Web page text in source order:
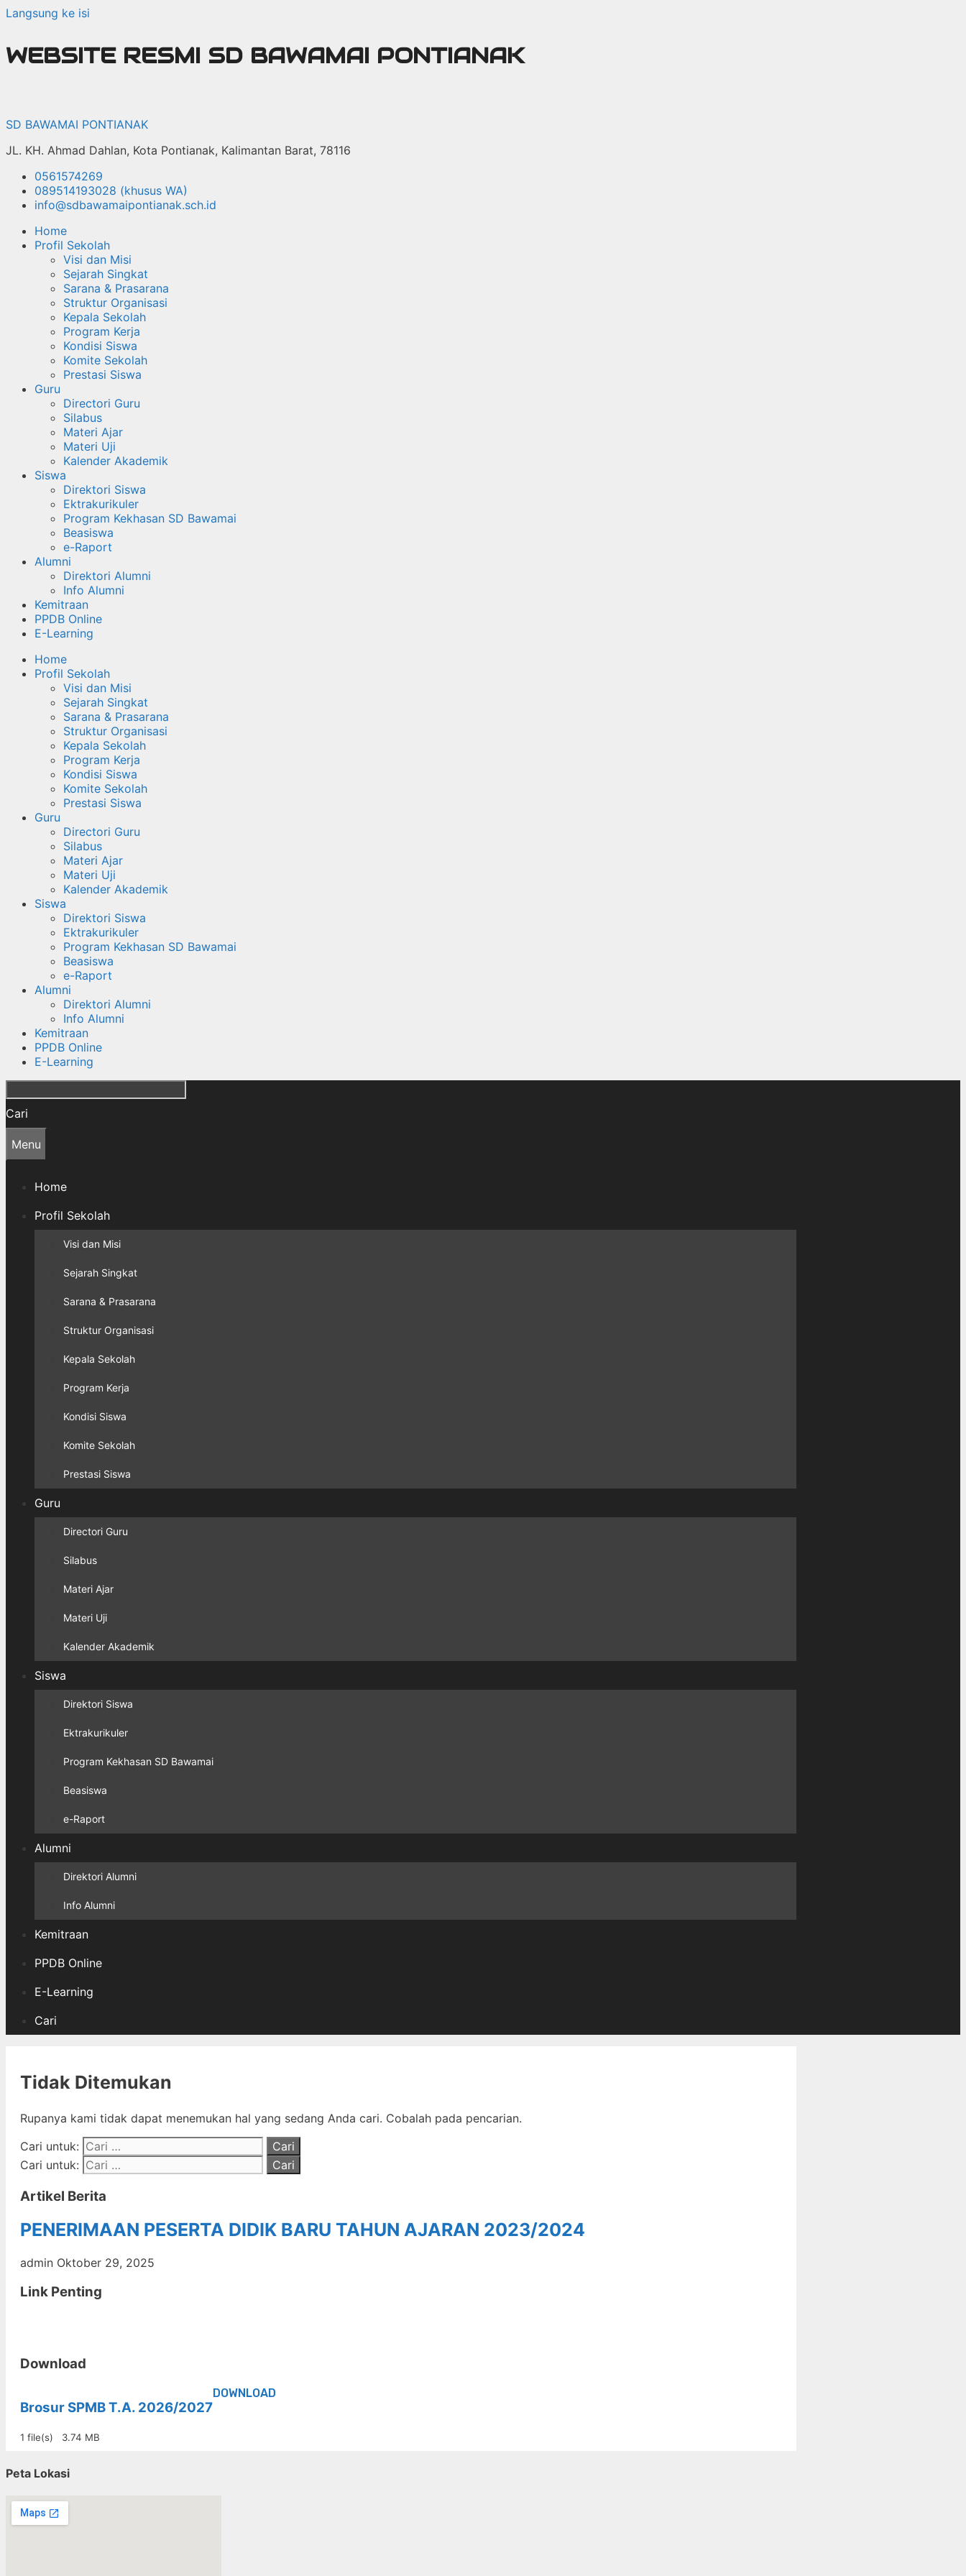
Langsung ke isi
WEBSITE RESMI SD BAWAMAI PONTIANAK
SD BAWAMAI PONTIANAK
JL. KH. Ahmad Dahlan, Kota Pontianak, Kalimantan Barat, 78116
0561574269
089514193028 (khusus WA)
info@sdbawamaipontianak.sch.id
Home
Profil Sekolah
Visi dan Misi
Sejarah Singkat
Sarana & Prasarana
Struktur Organisasi
Kepala Sekolah
Program Kerja
Kondisi Siswa
Komite Sekolah
Prestasi Siswa
Guru
Directori Guru
Silabus
Materi Ajar
Materi Uji
Kalender Akademik
Siswa
Direktori Siswa
Ektrakurikuler
Program Kekhasan SD Bawamai
Beasiswa
e-Raport
Alumni
Direktori Alumni
Info Alumni
Kemitraan
PPDB Online
E-Learning
Home
Profil Sekolah
Visi dan Misi
Sejarah Singkat
Sarana & Prasarana
Struktur Organisasi
Kepala Sekolah
Program Kerja
Kondisi Siswa
Komite Sekolah
Prestasi Siswa
Guru
Directori Guru
Silabus
Materi Ajar
Materi Uji
Kalender Akademik
Siswa
Direktori Siswa
Ektrakurikuler
Program Kekhasan SD Bawamai
Beasiswa
e-Raport
Alumni
Direktori Alumni
Info Alumni
Kemitraan
PPDB Online
E-Learning
Cari
Menu
Home
Profil Sekolah
Visi dan Misi
Sejarah Singkat
Sarana & Prasarana
Struktur Organisasi
Kepala Sekolah
Program Kerja
Kondisi Siswa
Komite Sekolah
Prestasi Siswa
Guru
Directori Guru
Silabus
Materi Ajar
Materi Uji
Kalender Akademik
Siswa
Direktori Siswa
Ektrakurikuler
Program Kekhasan SD Bawamai
Beasiswa
e-Raport
Alumni
Direktori Alumni
Info Alumni
Kemitraan
PPDB Online
E-Learning
Cari
Tidak Ditemukan
Rupanya kami tidak dapat menemukan hal yang sedang Anda cari. Cobalah pada pencarian.
Cari untuk:
Cari untuk:
Artikel Berita
PENERIMAAN PESERTA DIDIK BARU TAHUN AJARAN 2023/2024
admin Oktober 29, 2025
Link Penting
Download
Brosur SPMB T.A. 2026/2027
1 file(s) 3.74 MB
DOWNLOAD
Peta Lokasi